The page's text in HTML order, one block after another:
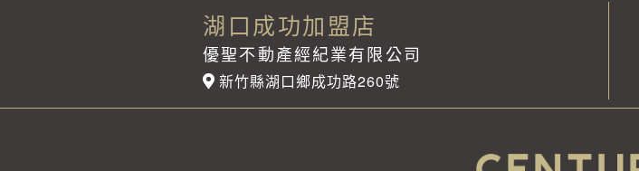
湖口成功加盟店
優聖不動產經紀業有限公司
新竹縣湖口鄉成功路260號